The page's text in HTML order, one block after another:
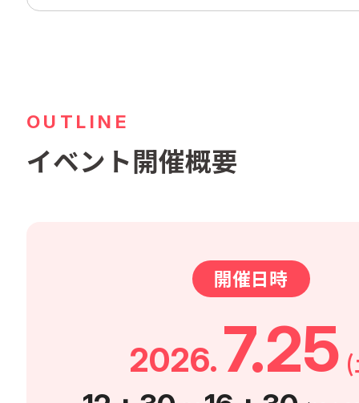
OUTLINE
イベント開催概要
開催日時
2026. 7.25